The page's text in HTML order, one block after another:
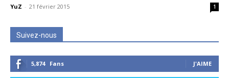
YuZ - 21 février 2015 1
Suivez-nous
5,874 Fans J'AIME